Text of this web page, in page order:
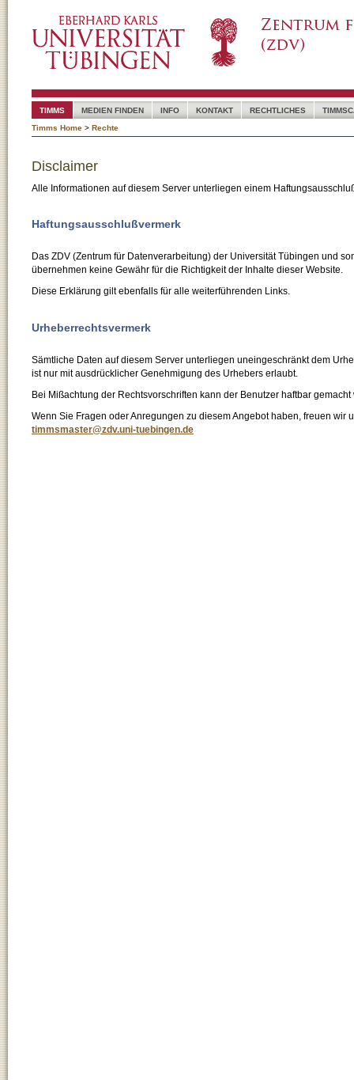
TIMMS MEDIEN FINDEN INFO KONTAKT RECHTLICHES
Timms Home > Rechte
Disclaimer
Alle Informationen auf diesem Server unterliegen einem
Haftungsausschlußvermerk
Das ZDV (Zentrum für Datenverarbeitung) der Universität Tübingen und
übernehmen keine Gewähr für die Richtigkeit der Inhalte dieser Website.
Diese Erklärung gilt ebenfalls für alle weiterführenden Links.
Urheberrechtsvermerk
Sämtliche Daten auf diesem Server unterliegen uneingeschränkt dem
ist nur mit ausdrücklicher Genehmigung des Urhebers erlaubt.
Bei Mißachtung der Rechtsvorschriften kann der Benutzer haftbar gemacht
Wenn Sie Fragen oder Anregungen zu diesem Angebot haben, freuen wir
timmsmaster@zdv.uni-tuebingen.de